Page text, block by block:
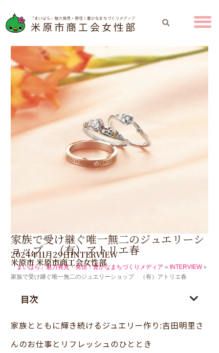
家族で受け継ぐ唯一無二のジュエリーシ
ョップ （有）アトリエ春
2024年11月29日INTERVIEW
米原市米原市商工会女性部
「まいばら」魅力発見・発信！豊かなまちづくりメディア » INTERVIEW »
家族で受け継ぐ唯一無二のジュエリーショップ （有）アトリエ春
目次
家族とともに輝き続けるジュエリー作り:吉田明里さ
んのお仕事とリフレッシュのひととき